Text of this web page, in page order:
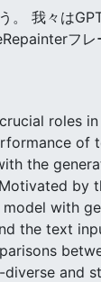
。 我々は
フレ
roles
of
the
by
with
the text
and